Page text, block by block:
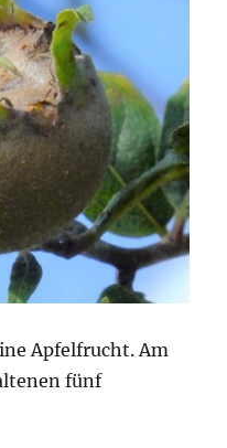
Apfelfrucht. Am
fünf